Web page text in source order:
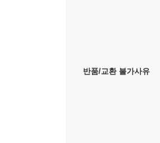
반품/교환 불가사유